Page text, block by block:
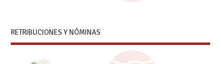
RETRIBUCIONES Y NÓMINAS